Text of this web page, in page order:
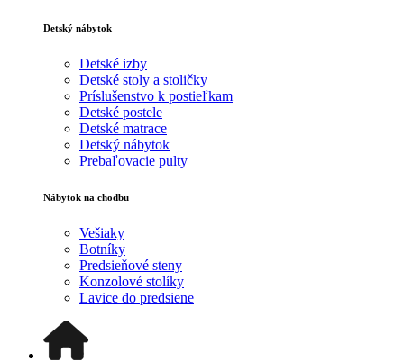
Detský nábytok
Detské izby
Detské stoly a stoličky
Príslušenstvo k postieľkam
Detské postele
Detské matrace
Detský nábytok
Prebaľovacie pulty
Nábytok na chodbu
Vešiaky
Botníky
Predsieňové steny
Konzolové stolíky
Lavice do predsiene